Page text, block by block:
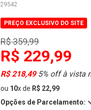
29542
PREÇO EXCLUSIVO DO SITE
R$ 359,99
R$ 229,99
R$ 218,495% off à vista
ou 10xde R$ 22,99
Opções de Parcelamento: